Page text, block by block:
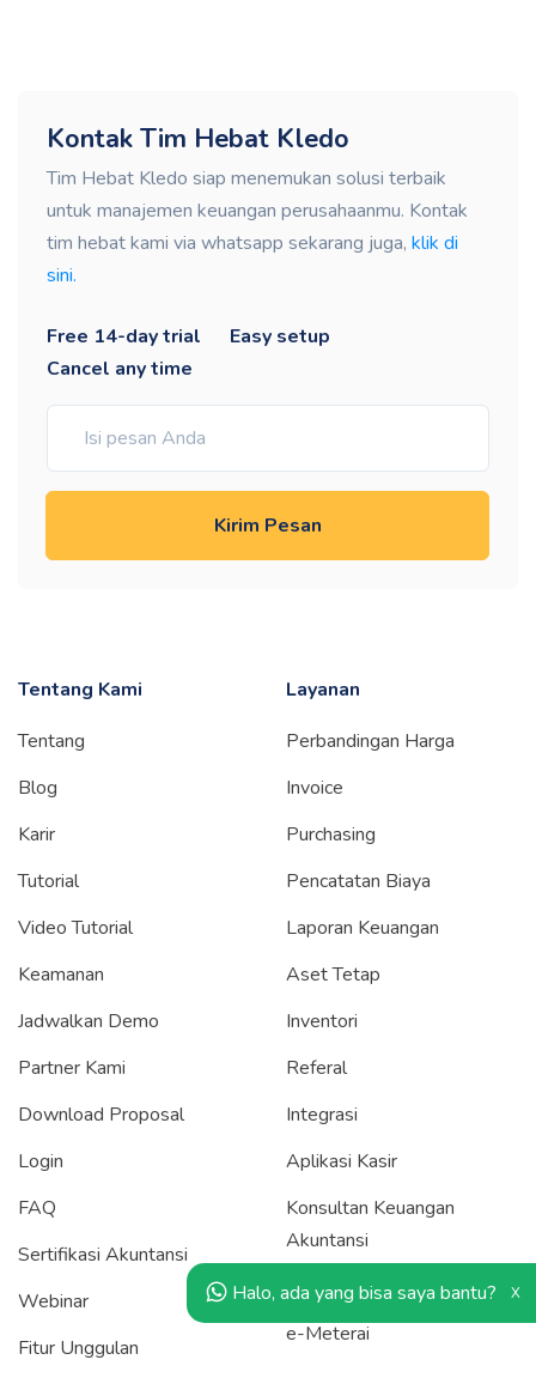
Kontak Tim Hebat Kledo
Tim Hebat Kledo siap menemukan solusi terbaik
untuk manajemen keuangan perusahaanmu. Kontak
tim hebat kami via whatsapp sekarang juga, klik di
sini.
Free 14-day trial
Easy setup
Cancel any time
Kirim Pesan
Tentang Kami
Tentang
Blog
Karir
Tutorial
Video Tutorial
Keamanan
Jadwalkan Demo
Partner Kami
Download Proposal
Login
FAQ
Sertifikasi Akuntansi
Webinar
Fitur Unggulan
Layanan
Perbandingan Harga
Invoice
Purchasing
Pencatatan Biaya
Laporan Keuangan
Aset Tetap
Inventori
Referal
Integrasi
Aplikasi Kasir
Konsultan Keuangan
Akuntansi
Payment Gateway
e-Meterai
Halo, ada yang bisa saya bantu? X